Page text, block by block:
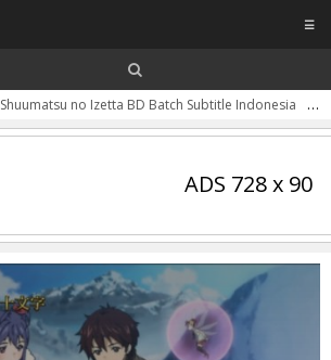
☰
Shuumatsu no Izetta BD Batch Subtitle Indonesia
ADS 728 x 90